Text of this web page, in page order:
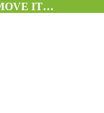
IT…